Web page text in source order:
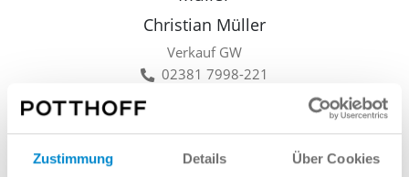
Zustimmung Details Über Cookies
Christian Müller
Verkauf GW
02381 7998-221